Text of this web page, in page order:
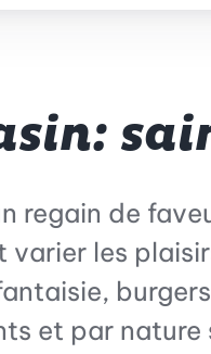
de
les
et par nature